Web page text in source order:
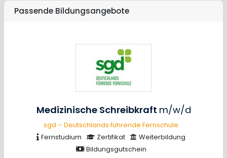
Passende Bildungsangebote
Medizinische Schreibkraft m/w/d
sgd – Deutschlands führende Fernschule
Fernstudium
Zertifikat
Weiterbildung
Bildungsgutschein